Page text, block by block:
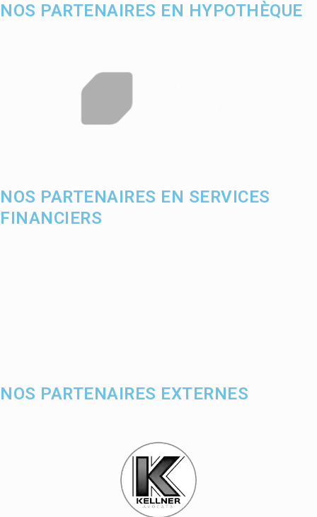
NOS PARTENAIRES EN HYPOTHÈQUE
NOS PARTENAIRES EN SERVICES
FINANCIERS
NOS PARTENAIRES EXTERNES